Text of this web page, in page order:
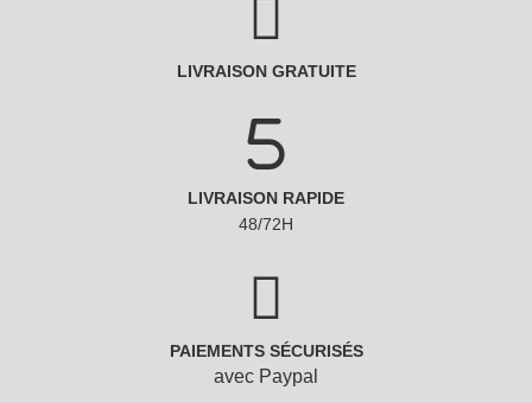
LIVRAISON GRATUITE
LIVRAISON RAPIDE
48/72H
PAIEMENTS SÉCURISÉS
avec Paypal